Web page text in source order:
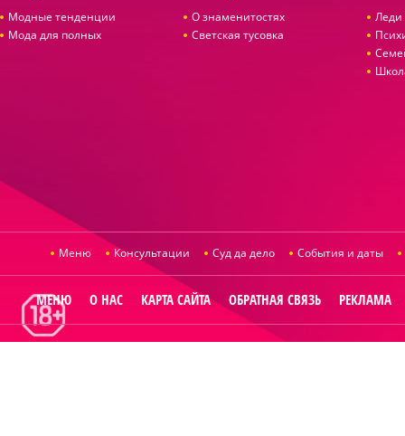
Модные тенденции
Мода для полных
О знаменитостях
Светская тусовка
Леди
Меню Консультации Суд да дело События и даты
МЕНЮ О НАС КАРТА САЙТА ОБРАТНАЯ СВЯЗЬ РЕКЛАМА